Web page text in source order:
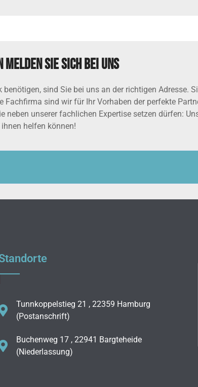
melden Sie sich bei uns
sind Sie bei uns an der richtigen Adresse.
sind wir für Ihr Vorhaben der perfekte
unserer fachlichen Expertise setzen dürfen:
helfen können!
Tunnkoppelstieg 21 , 22359 Hamburg
(Postanschrift)
Buchenweg 17 , 22941 Bargteheide
(Niederlassung)